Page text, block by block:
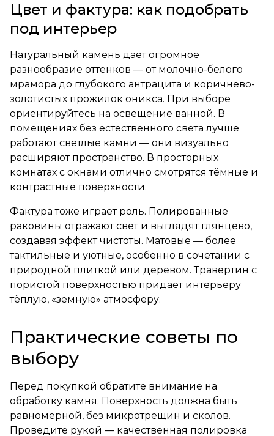
Цвет и фактура: как подобрать
под интерьер
Натуральный камень даёт огромное
разнообразие оттенков — от молочно-белого
мрамора до глубокого антрацита и коричнево-
золотистых прожилок оникса. При выборе
ориентируйтесь на освещение ванной. В
помещениях без естественного света лучше
работают светлые камни — они визуально
расширяют пространство. В просторных
комнатах с окнами отлично смотрятся тёмные и
контрастные поверхности.
Фактура тоже играет роль. Полированные
раковины отражают свет и выглядят глянцево,
создавая эффект чистоты. Матовые — более
тактильные и уютные, особенно в сочетании с
природной плиткой или деревом. Травертин с
пористой поверхностью придаёт интерьеру
тёплую, «земную» атмосферу.
Практические советы по
выбору
Перед покупкой обратите внимание на
обработку камня. Поверхность должна быть
равномерной, без микротрещин и сколов.
Проведите рукой — качественная полировка